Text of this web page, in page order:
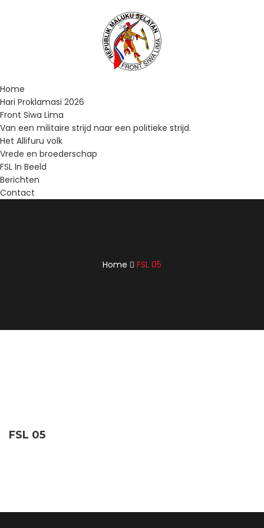
Home
Hari Proklamasi 2026
Front Siwa Lima
Van een militaire strijd naar een politieke strijd.
Het Allifuru volk
Vrede en broederschap
FSL In Beeld
Berichten
Contact
Home FSL 05
FSL 05